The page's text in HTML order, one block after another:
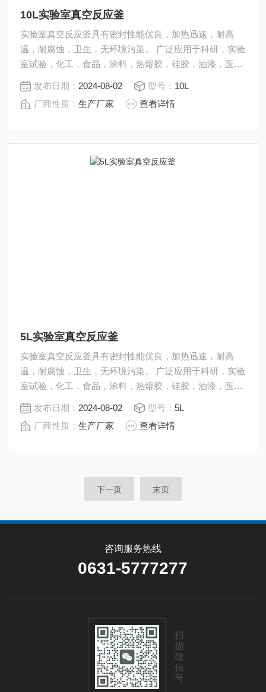
10L实验室真空反应釜
实验室真空反应釜具有密封性能优良，加热迅速，耐高
温，耐腐蚀，卫生，无环境污染。 广泛应用于科研，实验
室试验，化工，食品，涂料，热熔胶，硅胶，油漆，医
药，石油化工生产中的反应，蒸发，合成，聚合，皂化，
磺化，氯化，硝化等工艺过程的压力容器。 内表面采用镜
面抛光，确保卫生洁净*。 所有反应釜均可接受客户的个
发布日期： 2024-08-02 型号： 10L
厂商性质：生产厂家 查看详情
5L实验室真空反应釜
实验室真空反应釜具有密封性能优良，加热迅速，耐高
温，耐腐蚀，卫生，无环境污染。 广泛应用于科研，实验
室试验，化工，食品，涂料，热熔胶，硅胶，油漆，医
药，石油化工生产中的反应，蒸发，合成，聚合，皂化，
磺化，氯化，硝化等工艺过程的压力容器。 内表面采用镜
面抛光，确保卫生洁净*。 所有反应釜均可接受客户的个
发布日期： 2024-08-02 型号：5L
厂商性质：生产厂家 查看详情
下一页 末页
咨询服务热线
0631-5777277
扫
描
微
信
号